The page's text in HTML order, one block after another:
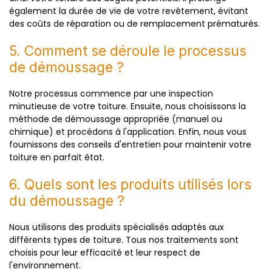
également la durée de vie de votre revêtement, évitant
des coûts de réparation ou de remplacement prématurés.
5. Comment se déroule le processus
de démoussage ?
Notre processus commence par une inspection
minutieuse de votre toiture. Ensuite, nous choisissons la
méthode de démoussage appropriée (manuel ou
chimique) et procédons à l'application. Enfin, nous vous
fournissons des conseils d'entretien pour maintenir votre
toiture en parfait état.
6. Quels sont les produits utilisés lors
du démoussage ?
Nous utilisons des produits spécialisés adaptés aux
différents types de toiture. Tous nos traitements sont
choisis pour leur efficacité et leur respect de
l'environnement.